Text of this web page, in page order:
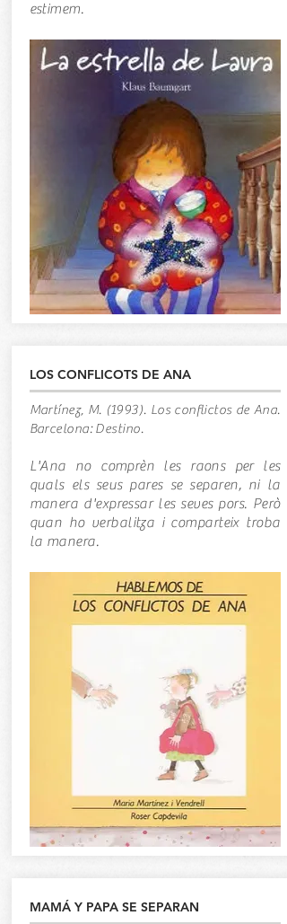
estimem.
LOS CONFLICOTS DE ANA
Martínez, M. (1993). Los conflictos de Ana.
Barcelona: Destino.
L'Ana no comprèn les raons per les
quals els seus pares se separen, ni la
manera d'expressar les seves pors. Però
quan ho verbalitza i comparteix troba
la manera.
MAMÁ Y PAPA SE SEPARAN